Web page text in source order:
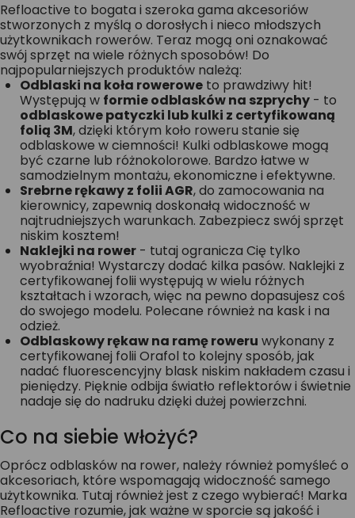
Refloactive to bogata i szeroka gama akcesoriów
stworzonych z myślą o dorosłych i nieco młodszych
użytkownikach rowerów. Teraz mogą oni oznakować
swój sprzęt na wiele różnych sposobów! Do
najpopularniejszych produktów należą:
Odblaski na koła rowerowe to prawdziwy hit!
Występują w formie odblasków na szprychy - to
odblaskowe patyczki lub kulki z certyfikowaną
folią 3M, dzięki którym koło roweru stanie się
odblaskowe w ciemności! Kulki odblaskowe mogą
być czarne lub różnokolorowe. Bardzo łatwe w
samodzielnym montażu, ekonomiczne i efektywne.
Srebrne rękawy z folii AGR, do zamocowania na
kierownicy, zapewnią doskonałą widoczność w
najtrudniejszych warunkach. Zabezpiecz swój sprzęt
niskim kosztem!
Naklejki na rower - tutaj ogranicza Cię tylko
wyobraźnia! Wystarczy dodać kilka pasów. Naklejki z
certyfikowanej folii występują w wielu różnych
kształtach i wzorach, więc na pewno dopasujesz coś
do swojego modelu. Polecane również na kask i na
odzież.
Odblaskowy rękaw na ramę roweru wykonany z
certyfikowanej folii Orafol to kolejny sposób, jak
nadać fluorescencyjny blask niskim nakładem czasu i
pieniędzy. Pięknie odbija światło reflektorów i świetnie
nadaje się do nadruku dzięki dużej powierzchni.
Co na siebie włożyć?
Oprócz odblasków na rower, należy również pomyśleć o
akcesoriach, które wspomagają widoczność samego
użytkownika. Tutaj również jest z czego wybierać! Marka
Refloactive rozumie, jak ważne w sporcie są jakość i